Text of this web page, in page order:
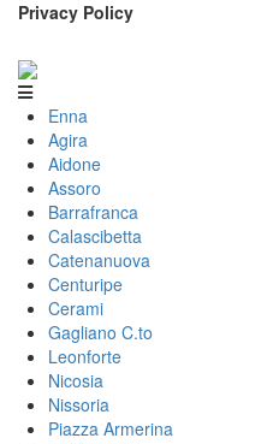
Privacy Policy
Enna
Agira
Aidone
Assoro
Barrafranca
Calascibetta
Catenanuova
Centuripe
Cerami
Gagliano C.to
Leonforte
Nicosia
Nissoria
Piazza Armerina